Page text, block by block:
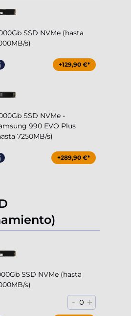
SSD NVMe (hasta
s)
+129,90 €*
SSD NVMe -
990 EVO Plus
7250MB/s)
+289,90 €*
SSD NVMe (hasta
s)
- 0 +